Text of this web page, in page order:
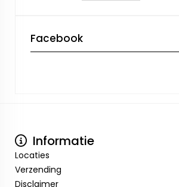
Facebook
Informatie
Locaties
Verzending
Disclaimer